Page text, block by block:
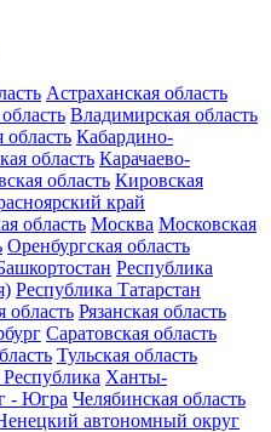
Астраханская область
Владимирская область
область Кабардино-
область Карачаево-
область Кировская
край
область Москва Московская
Оренбургская область
Республика
Республика Татарстан
область Рязанская область
Саратовская область
Тульская область
Ханты-
- Югра Челябинская область
автономный округ